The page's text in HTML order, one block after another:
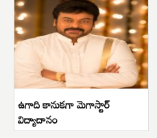
ఉగాది కానుకగా మెగాస్టార్
విద్యాదానం